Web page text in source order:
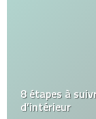
8 étapes à
d’intérieur